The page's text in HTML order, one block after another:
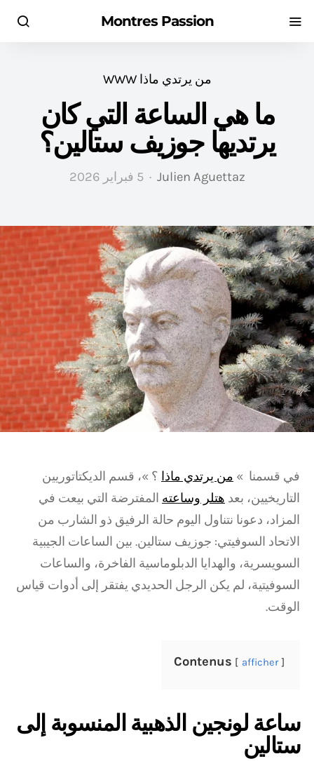
Montres Passion
من يرتدي ماذا WWW
ما هي الساعة التي كان
يرتديها جوزيف ستالين؟
Julien Aguettaz 5 فبراير 2026
في قسمنا » من يرتدي ماذا ؟ »، قسم الديكتاتوريين
التاريخيين، بعد هتلر وساعته المفترضة التي بيعت في
المزاد، دعونا نتناول اليوم حالة الرفيق ذو الشارب من
الاتحاد السوفيتي: جوزيف ستالين. بين الساعات الجيبية
السويسرية، والهدايا الدبلوماسية الفاخرة، والساعات
السوفيتية، لم يكن الرجل الحديدي يفتقر إلى أدوات قياس
الوقت.
Contenus afficher
ساعة لونجين الذهبية المنسوبة إلى
ستالين